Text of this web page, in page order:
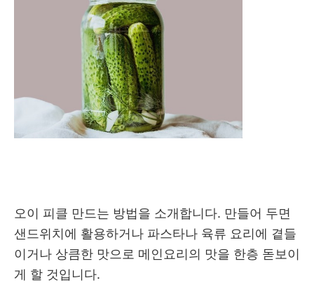
오이 피클 만드는 방법을 소개합니다. 만들어 두면
샌드위치에 활용하거나 파스타나 육류 요리에 곁들
이거나 상큼한 맛으로 메인요리의 맛을 한층 돋보이
게 할 것입니다.